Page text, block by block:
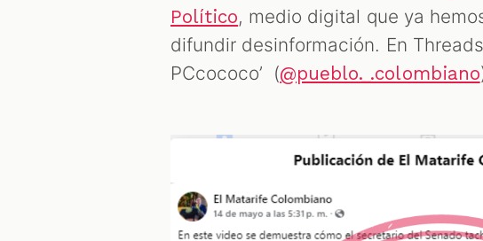
Político, medio digital que ya
difundir desinformación. En
PCcococo’ (@pueblo._.colombiano